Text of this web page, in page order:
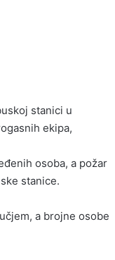
stanici u
ekipa,
osoba, a požar
stanice.
a brojne osobe